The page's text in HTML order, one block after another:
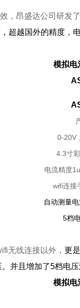
，昂盛达公司研发
超越国外的精度，
模拟电
0-20V
4.3寸
电流精度
wifi连接
自动测量
5档
无线连接以外，更
并且增加了5档电
模拟电